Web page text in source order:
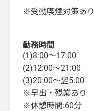
※受動喫煙対策あり
勤務時間
(1)8:00～17:00
(2)12:00～21:00
(3)20:00～翌5:00
※早出・残業あり
※休憩時間:60分